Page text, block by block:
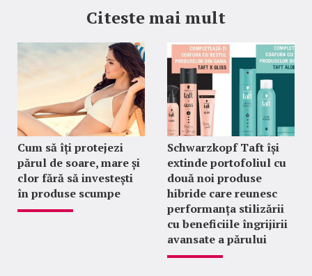
Citeste mai mult
Cum să îți protejezi
părul de soare, mare și
clor fără să investești
în produse scumpe
Schwarzkopf Taft își
extinde portofoliul cu
două noi produse
hibride care reunesc
performanța stilizării
cu beneficiile îngrijirii
avansate a părului